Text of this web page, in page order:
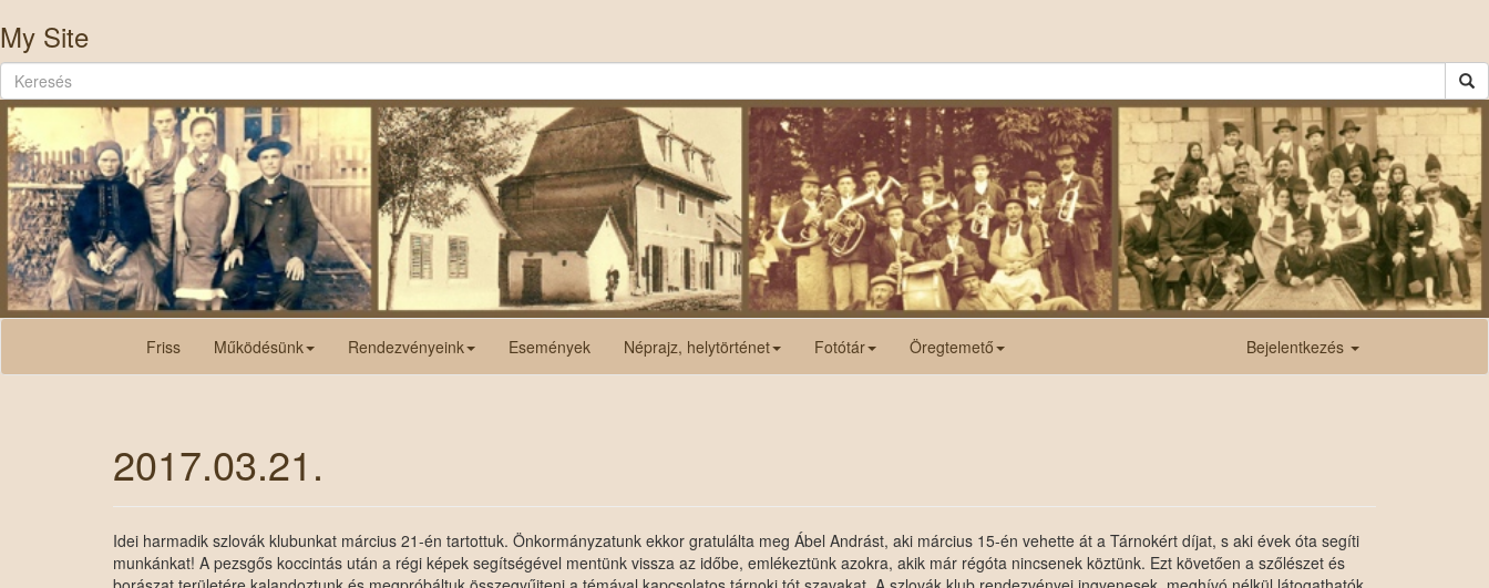
My Site
Friss Működésünk Rendezvényeink Események Néprajz, helytörténet Fotótár Öregtemető Bejelentkezés
2017.03.21.
Idei harmadik szlovák klubunkat március 21-én tartottuk. Önkormányzatunk ekkor gratulálta meg Ábel Andrást, aki március 15-én vehette át a Tárnokért díjat, s aki évek óta segíti
munkánkat! A pezsgős koccintás után a régi képek segítségével mentünk vissza az időbe, emlékeztünk azokra, akik már régóta nincsenek köztünk. Ezt követően a szőlészet és